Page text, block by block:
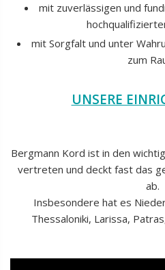
mit zuverlässigen und
mit Sorgfalt und unter
zum
UNSERE
Bergmann Kord ist in den
vertreten und deckt fast das
ab.
Insbesondere hat es
Thessaloniki, Larissa,